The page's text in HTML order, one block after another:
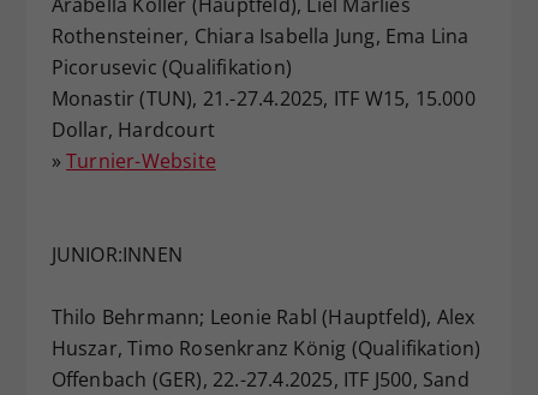
Rothensteiner, Chiara Isabella Jung, Ema Lina
Picorusevic (Qualifikation)
Monastir (TUN), 21.-27.4.2025, ITF W15, 15.000
Dollar, Hardcourt
» Turnier-Website
JUNIOR:INNEN
Thilo Behrmann; Leonie Rabl (Hauptfeld), Alex
Huszar, Timo Rosenkranz König (Qualifikation)
Offenbach (GER), 22.-27.4.2025, ITF J500, Sand